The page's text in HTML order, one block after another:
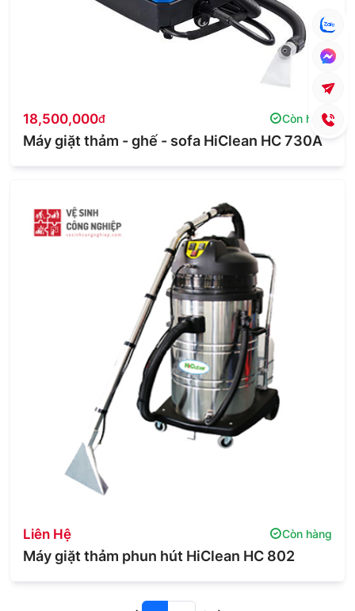
18,500,000đ Còn hàng
Máy giặt thảm - ghế - sofa HiClean HC 730A
Liên Hệ Còn hàng
Máy giặt thảm phun hút HiClean HC 802